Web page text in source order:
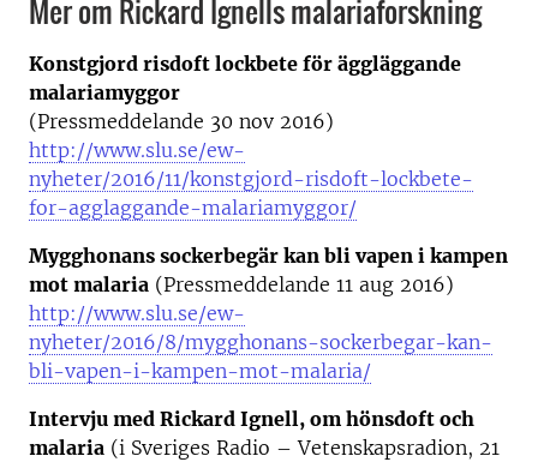
Mer om Rickard Ignells malariaforskning
Konstgjord risdoft lockbete för äggläggande
malariamyggor
(Pressmeddelande 30 nov 2016)
http://www.slu.se/ew-
nyheter/2016/11/konstgjord-risdoft-lockbete-
for-agglaggande-malariamyggor/
Mygghonans sockerbegär kan bli vapen i kampen
mot malaria (Pressmeddelande 11 aug 2016)
http://www.slu.se/ew-
nyheter/2016/8/mygghonans-sockerbegar-kan-
bli-vapen-i-kampen-mot-malaria/
Intervju med Rickard Ignell, om hönsdoft och
malaria (i Sveriges Radio – Vetenskapsradion, 21